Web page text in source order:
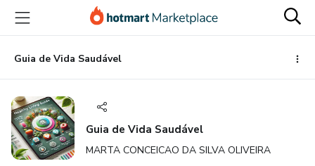
para
conteúdo
principal
para
pagamento
para
rodapé
Guia de Vida Saudável
Guia de Vida Saudável
MARTA CONCEICAO DA SILVA OLIVEIRA